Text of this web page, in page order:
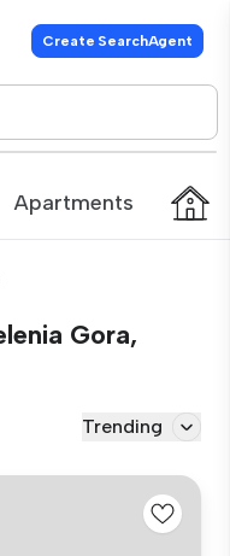
Create SearchAgent
Apartments
Gora,
Trending